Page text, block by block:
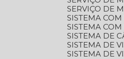
SERVIÇO DE
SISTEMA
SISTEMA
SISTEMA DE
SISTEMA DE
SISTEMA DE